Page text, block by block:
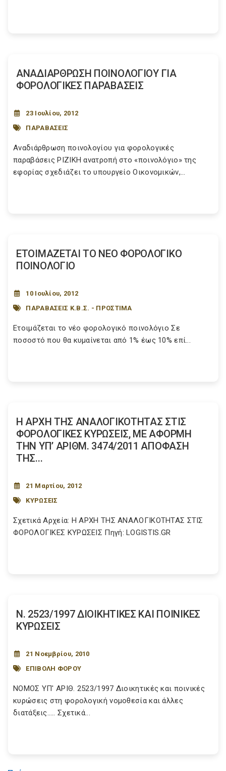
ΑΝΑΔΙΑΡΘΡΩΣΗ ΠΟΙΝΟΛΟΓΙΟΥ ΓΙΑ
ΦΟΡΟΛΟΓΙΚΕΣ ΠΑΡΑΒΑΣΕΙΣ
23 Ιουλίου, 2012
ΠΑΡΑΒΑΣΕΙΣ
Αναδιάρθρωση ποινολογίου για φορολογικές
παραβάσεις ΡΙΖΙΚΗ ανατροπή στο «ποινολόγιο» της
εφορίας σχεδιάζει το υπουργείο Οικονομικών,...
ΕΤΟΙΜΑΖΕΤΑΙ ΤΟ ΝΕΟ ΦΟΡΟΛΟΓΙΚΟ
ΠΟΙΝΟΛΟΓΙΟ
10 Ιουλίου, 2012
ΠΑΡΑΒΑΣΕΙΣ Κ.Β.Σ. - ΠΡΟΣΤΙΜΑ
Ετοιμάζεται το νέο φορολογικό ποινολόγιο Σε
ποσοστό που θα κυμαίνεται από 1% έως 10% επί...
Η ΑΡΧΗ ΤΗΣ ΑΝΑΛΟΓΙΚΟΤΗΤΑΣ ΣΤΙΣ
ΦΟΡΟΛΟΓΙΚΕΣ ΚΥΡΩΣΕΙΣ, ΜΕ ΑΦΟΡΜΗ
ΤΗΝ ΥΠ’ ΑΡΙΘΜ. 3474/2011 ΑΠΟΦΑΣΗ
ΤΗΣ...
21 Μαρτίου, 2012
ΚΥΡΩΣΕΙΣ
Σχετικά Αρχεία: Η ΑΡΧΗ ΤΗΣ ΑΝΑΛΟΓΙΚΟΤΗΤΑΣ ΣΤΙΣ
ΦΟΡΟΛΟΓΙΚΕΣ ΚΥΡΩΣΕΙΣ Πηγή: LOGISTIS.GR
Ν. 2523/1997 ΔΙΟΙΚΗΤΙΚΕΣ ΚΑΙ ΠΟΙΝΙΚΕΣ
ΚΥΡΩΣΕΙΣ
21 Νοεμβρίου, 2010
ΕΠΙΒΟΛΗ ΦΟΡΟΥ
ΝΟΜΟΣ ΥΠ' ΑΡΙΘ. 2523/1997 Διοικητικές και ποινικές
κυρώσεις στη φορολογική νομοθεσία και άλλες
διατάξεις….. Σχετικά...